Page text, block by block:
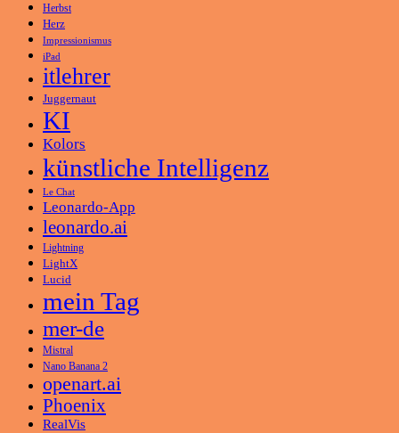
Herbst
Herz
Impressionismus
iPad
itlehrer
Juggernaut
KI
Kolors
künstliche Intelligenz
Le Chat
Leonardo-App
leonardo.ai
Lightning
LightX
Lucid
mein Tag
mer-de
Mistral
Nano Banana 2
openart.ai
Phoenix
RealVis